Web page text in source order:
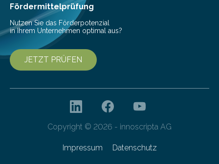
Gefahr erheblicher…
Fördermittelprüfung
Nutzen Sie das Förderpotenzial
in Ihrem Unternehmen optimal aus?
JETZT PRÜFEN
Copyright © 2026 - innoscripta AG
Impressum Datenschutz